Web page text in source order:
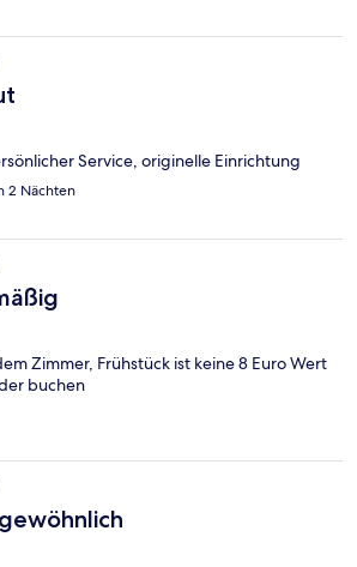
Service, originelle Einrichtung
2 Nächten
Zimmer, Frühstück ist keine 8 Euro Wert
buchen